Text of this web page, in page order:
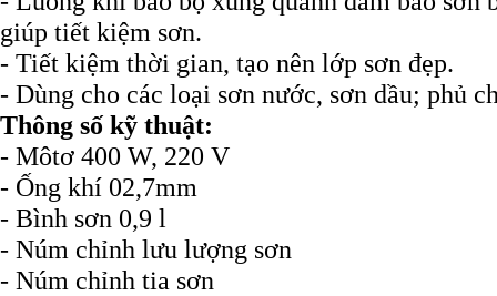
giúp tiết kiệm sơn.
- Tiết kiệm thời gian, tạo nên lớp sơn đẹp.
- Dùng cho các loại sơn nước, sơn dầu; phủ
Thông số kỹ thuật:
- Môtơ 400 W, 220 V
- Ống khí 02,7mm
- Bình sơn 0,9 l
- Núm chỉnh lưu lượng sơn
- Núm chỉnh tia sơn